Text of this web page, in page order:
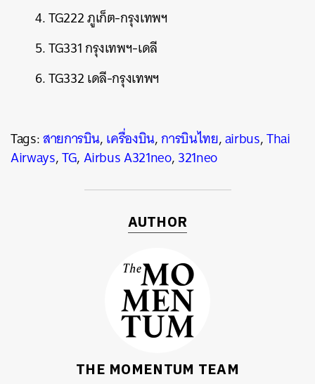
4. TG222 ภูเก็ต-กรุงเทพฯ
5. TG331 กรุงเทพฯ-เดลี
6. TG332 เดลี-กรุงเทพฯ
Tags:สายการบิน,เครื่องบิน,การบินไทย,airbus,Thai
Airways,TG,Airbus A321neo,321neo
AUTHOR
THE MOMENTUM TEAM